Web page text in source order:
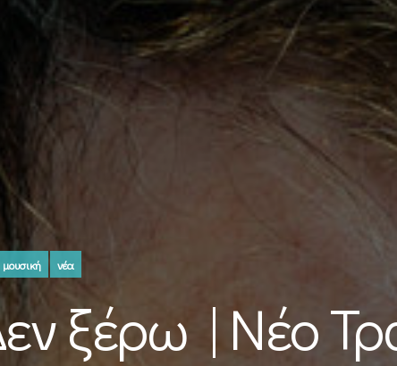
μουσική νέα
ξέρω | Νέο